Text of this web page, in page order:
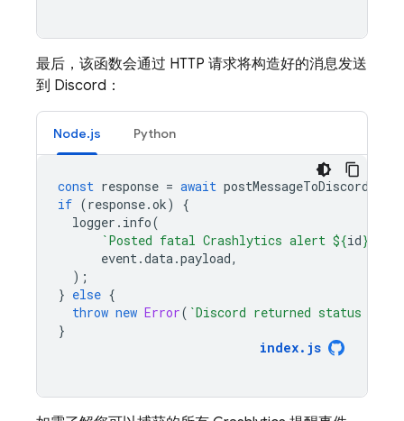
最后，该函数会通过 HTTP 请求将构造好的消息发送
到 Discord：
Node.js Python
const response = await postMessageToDiscord
if (response.ok)
{
logger . info(
`Posted fatal Crashlytics alert ${id}
event.data.payload,
);
} else {
throw new Error( `Discord returned status code
}
index. js